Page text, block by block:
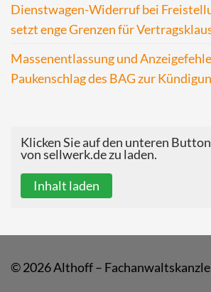
Dienstwagen-Widerruf bei
setzt enge Grenzen für
Massenentlassung und
Paukenschlag des BAG zur
Klicken Sie auf den unteren
von sellwerk.de zu laden.
Inhalt laden
© 2026 Althoff –